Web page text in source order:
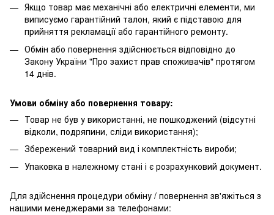
Якщо товар має механічні або електричні елементи, ми
виписуємо гарантійний талон, який є підставою для
прийняття рекламації або гарантійного ремонту.
Обмін або повернення здійснюється відповідно до
Закону України "Про захист прав споживачів" протягом
14 днів.
Умови обміну або повернення товару:
Товар не був у використанні, не пошкоджений (відсутні
відколи, подряпини, сліди використання);
Збережений товарний вид і комплектність вироби;
Упаковка в належному стані і є розрахунковий документ.
Для здійснення процедури обміну / повернення зв'яжіться з
нашими менеджерами за телефонами: